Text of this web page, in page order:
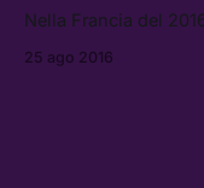
Nella Francia del
25 ago 2016